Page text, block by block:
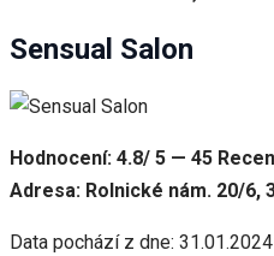
Sensual Salon
Hodnocení: 4.8/ 5 — 45
Adresa: Rolnické nám. 20/6,
Data pochází z dne: 31.01.2024